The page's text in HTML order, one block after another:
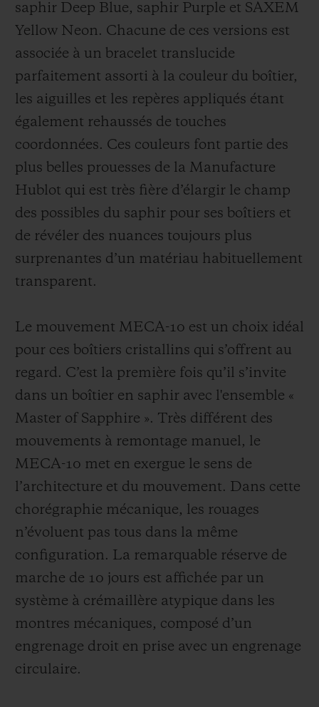
saphir Deep Blue, saphir Purple et SAXEM
Yellow Neon. Chacune de ces versions est
associée à un bracelet translucide
parfaitement assorti à la couleur du boîtier,
les aiguilles et les repères appliqués étant
également rehaussés de touches
coordonnées. Ces couleurs font partie des
plus belles prouesses de la Manufacture
Hublot qui est très fière d’élargir le champ
des possibles du saphir pour ses boîtiers et
de révéler des nuances toujours plus
surprenantes d’un matériau habituellement
transparent.
Le mouvement MECA-10 est un choix idéal
pour ces boîtiers cristallins qui s’offrent au
regard. C’est la première fois qu’il s’invite
dans un boîtier en saphir avec l'ensemble «
Master of Sapphire ». Très différent des
mouvements à remontage manuel, le
MECA-10 met en exergue le sens de
l’architecture et du mouvement. Dans cette
chorégraphie mécanique, les rouages
n’évoluent pas tous dans la même
configuration. La remarquable réserve de
marche de 10 jours est affichée par un
système à crémaillère atypique dans les
montres mécaniques, composé d’un
engrenage droit en prise avec un engrenage
circulaire.